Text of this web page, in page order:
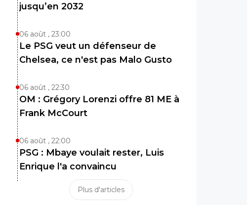
jusqu’en 2032
06 août , 23:00
Le PSG veut un défenseur de
Chelsea, ce n'est pas Malo Gusto
06 août , 22:30
OM : Grégory Lorenzi offre 81 ME à
Frank McCourt
06 août , 22:00
PSG : Mbaye voulait rester, Luis
Enrique l'a convaincu
Plus d'articles